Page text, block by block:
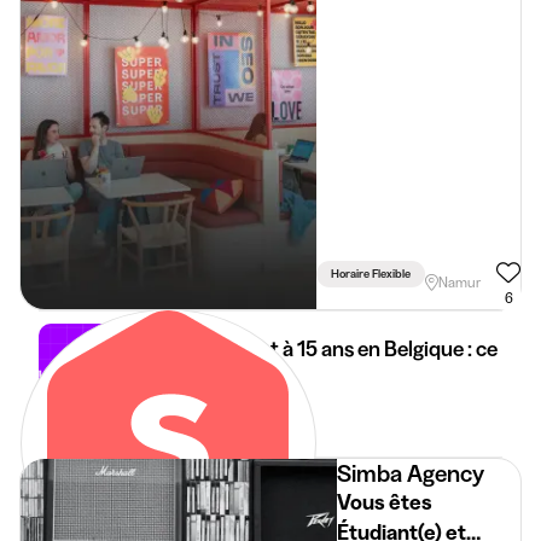
Horaire Flexible
Namur
6
Job étudiant à 15 ans en Belgique : ce
14 mai 2026
Simba Agency
Vous êtes
Étudiant(e) et